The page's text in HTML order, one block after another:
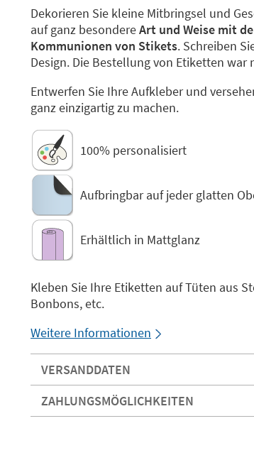
Dekorieren Sie kleine Mitbringsel und
auf ganz besondereArt und Weise mit
Kommunionen von Stikets. Schreiben
Design. Die Bestellung von Etiketten
Entwerfen Sie Ihre Aufkleber und
ganz einzigartig zu machen.
100% personalisiert
Aufbringbar auf jeder glatten
Erhältlich in Mattglanz
Kleben Sie Ihre Etiketten auf Tüten aus
Bonbons, etc.
Weitere Informationen
VERSANDDATEN
ZAHLUNGSMÖGLICHKEITEN